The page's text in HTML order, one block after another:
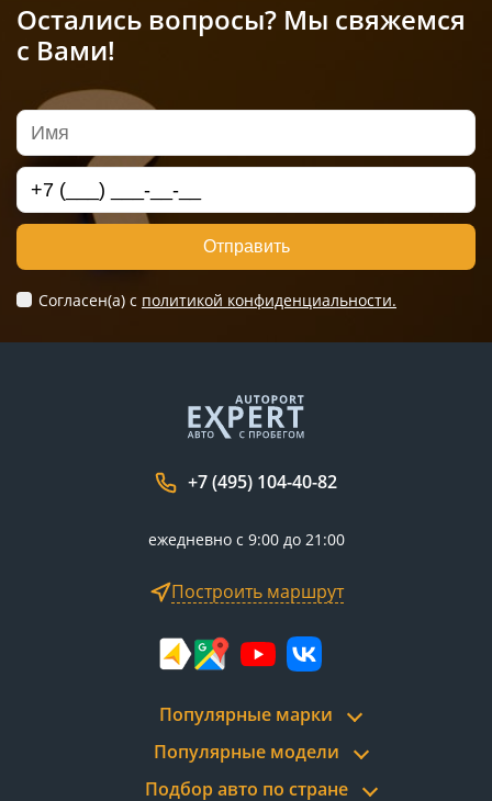
Остались вопросы? Мы свяжемся
с Вами!
Отправить
Согласен(а) c политикой конфиденциальности.
+7 (495) 104-40-82
ежедневно с 9:00 до 21:00
Построить маршрут
Популярные марки
Популярные модели
Подбор авто по стране